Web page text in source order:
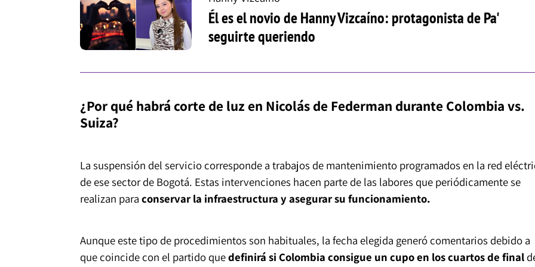
Él es el novio de Hanny Vizcaíno: protagonista de Pa'
seguirte queriendo
¿Por qué habrá corte de luz en Nicolás de Federman durante Colombia vs.
Suiza?
La suspensión del servicio corresponde a trabajos de mantenimiento programados en la red
de ese sector de Bogotá. Estas intervenciones hacen parte de las labores que periódicamente se
realizan para conservar la infraestructura y asegurar su funcionamiento.
Aunque este tipo de procedimientos son habituales, la fecha elegida generó comentarios debido a
que coincide con el partido quedefinirá si Colombia consigue un cupo en los cuartos de final